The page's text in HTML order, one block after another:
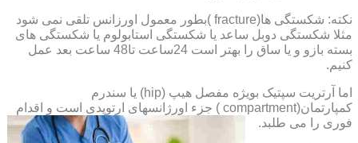
نکته: شکستگی ها(fracture )بطور معمول اورزانس تلقی نمی شود
مثلا شکستگی دوبل ساعد یا شکستگی استابولوم یا شکستگی های
بسته بازو و یا ساق را بهتر است 24ساعت تا48 ساعت بعد عمل
کنیم.
اما آرتریت سپتیک بویژه مفصل هیپ (hip) یا سندرم
کمپارتمان(compartment ) جزء اورژانسهای ارتوپدی است و اقدام
فوری را می طلبد.